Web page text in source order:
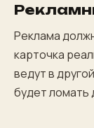
Реклама
карточка
ведут в
будет ломать